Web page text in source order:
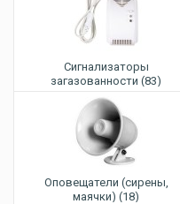
Сигнализаторы
загазованности (83)
Оповещатели (сирены,
маячки) (18)